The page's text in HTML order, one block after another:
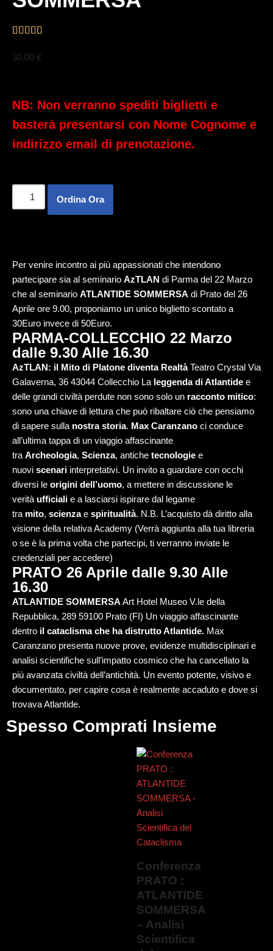
30,00 €
NB: Non verranno spediti biglietti e
basterà presentarsi con Nome Cognome e
indirizzo email di prenotazione.
Ordina Ora
Per venire incontro ai più appassionati che intendono
partecipare sia al seminario AzTLAN di Parma del 22 Marzo
che al seminario ATLANTIDE SOMMERSA di Prato del 26
Aprile ore 9.00, proponiamo un unico biglietto scontato a
30Euro invece di 50Euro.
PARMA-COLLECCHIO 22 Marzo
dalle 9.30 Alle 16.30
AzTLAN: il Mito di Platone diventa RealtàTeatro Crystal Via
Galaverna, 36 43044 Collecchio La leggenda di Atlantide e
delle grandi civiltà perdute non sono solo un racconto mitico:
sono una chiave di lettura che può ribaltare ciò che pensiamo
di sapere sulla nostra storia. Max Caranzano ci conduce
all’ultima tappa di un viaggio affascinante
tra Archeologia, Scienza, antiche tecnologie e
nuovi scenari interpretativi. Un invito a guardare con occhi
diversi le origini dell’uomo, a mettere in discussione le
verità ufficiali e a lasciarsi ispirare dal legame
tra mito, scienzae spiritualità. N.B. L’acquisto dà diritto alla
visione della relativa Academy (Verrà aggiunta alla tua libreria
o se è la prima volta che partecipi, ti verranno inviate le
credenziali per accedere)
PRATO 26 Aprile dalle 9.30 Alle
16.30
ATLANTIDE SOMMERSA Art Hotel Museo V.le della
Repubblica, 289 59100 Prato (FI) Un viaggio affascinante
dentro il cataclisma che ha distrutto Atlantide. Max
Caranzano presenta nuove prove, evidenze multidisciplinari e
analisi scientifiche sull’impatto cosmico che ha cancellato la
più avanzata civiltà dell’antichità. Un evento potente, visivo e
documentato, per capire cosa è realmente accaduto e dove si
trovava Atlantide.
Spesso Comprati Insieme
Conferenza
PRATO :
ATLANTIDE
SOMMERSA
– Analisi
Scientifica